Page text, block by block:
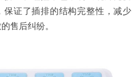
保证了插排的结构完整性，减少
售后纠纷。